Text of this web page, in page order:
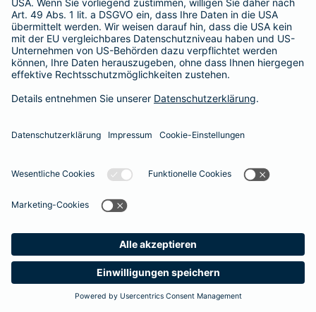
Suche Produkte
Barmenia
365 Tage / 24 Stunden
365 Tage / 24 Stunden